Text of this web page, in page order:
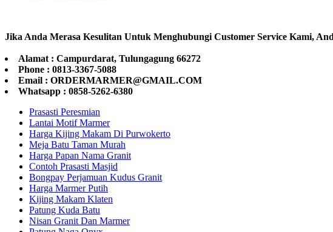
Jika Anda Merasa Kesulitan Untuk Menghubungi Customer Service Kami,
Alamat : Campurdarat, Tulungagung 66272
Phone : 0813-3367-5088
Email : ORDERMARMER@GMAIL.COM
Whatsapp : 0858-5262-6380
Prasasti Peresmian
Lantai Motif Marmer
Harga Kijing Makam Di Purwokerto
Meja Batu Taman Murah
Harga Papan Nama Granit
Contoh Prasasti Masjid
Bongpay Perjamuan Kudus Granit
Harga Marmer Putih
Kijing Makam Klaten
Patung Kuda Batu
Nisan Granit Dan Marmer